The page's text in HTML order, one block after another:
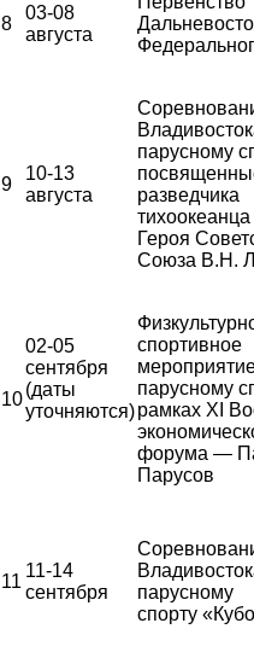
8
03-08
августа
9
10-13
августа
парусному
разведчика
Героя
Союза В.Н.
10
02-05
сентября
(даты
уточняются)
спортивное
парусному
рамках XI
форума —
Парусов
11
11-14
сентября
парусному
спорту